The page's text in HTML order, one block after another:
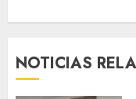
NOTICIAS